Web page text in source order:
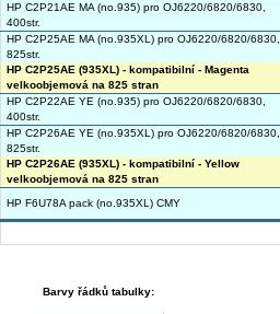
HP C2P21AE MA (no.935) pro OJ6220/6820/6830,
400str.
HP C2P25AE MA (no.935XL) pro OJ6220/6820/6830,
825str.
HP C2P25AE (935XL) - kompatibilní - Magenta
velkoobjemová na 825 stran
HP C2P22AE YE (no.935) pro OJ6220/6820/6830,
400str.
HP C2P26AE YE (no.935XL) pro OJ6220/6820/6830,
825str.
HP C2P26AE (935XL) - kompatibilní - Yellow
velkoobjemová na 825 stran
HP F6U78A pack (no.935XL) CMY
Barvy řádků tabulky: